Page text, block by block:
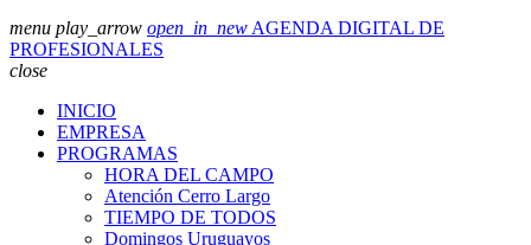
menu play_arrow open_in_new AGENDA DIGITAL DE
PROFESIONALES
close
INICIO
EMPRESA
PROGRAMAS
HORA DEL CAMPO
Atención Cerro Largo
TIEMPO DE TODOS
Domingos Uruguayos